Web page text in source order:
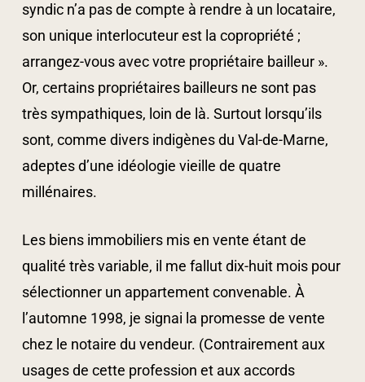
syndic n’a pas de compte à rendre à un locataire,
son unique interlocuteur est la copropriété ;
arrangez-vous avec votre propriétaire bailleur ».
Or, certains propriétaires bailleurs ne sont pas
très sympathiques, loin de là. Surtout lorsqu’ils
sont, comme divers indigènes du Val-de-Marne,
adeptes d’une idéologie vieille de quatre
millénaires.
Les biens immobiliers mis en vente étant de
qualité très variable, il me fallut dix-huit mois pour
sélectionner un appartement convenable. À
l’automne 1998, je signai la promesse de vente
chez le notaire du vendeur. (Contrairement aux
usages de cette profession et aux accords